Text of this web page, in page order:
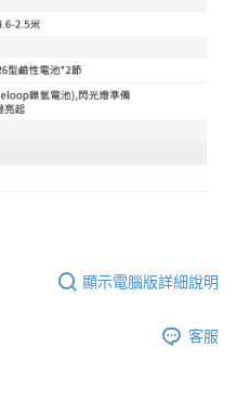
顯示電腦版詳細說明
客服